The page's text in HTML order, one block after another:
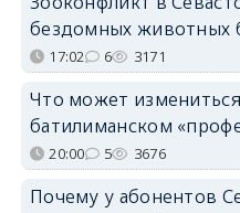
бездомных животных
17:02 6 3171
Что может измениться
батилиманском
20:00 5 3676
Почему у абонентов